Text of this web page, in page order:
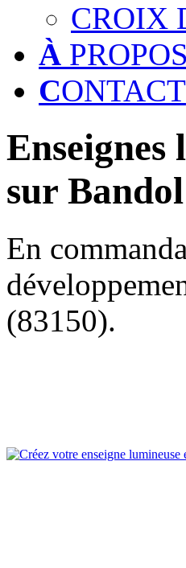
CROIX
À PROPOS
CONTACT
Enseignes
sur
En
(83150).